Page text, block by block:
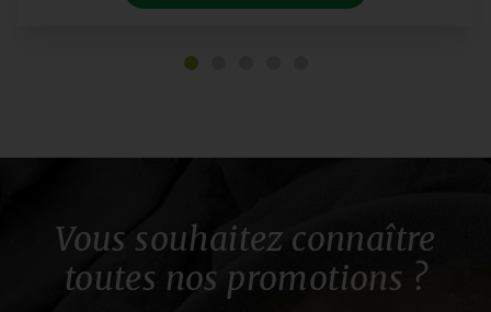
Vous souhaitez connaître
toutes nos promotions ?